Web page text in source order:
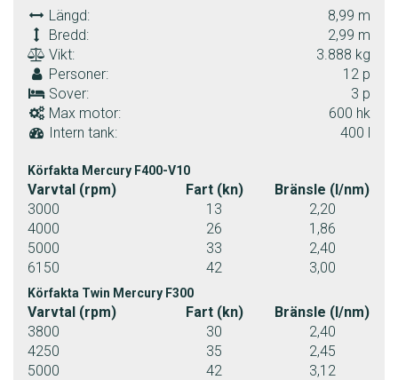
Längd:
8,99 m
Bredd:
2,99 m
Vikt:
3.888 kg
Personer:
12 p
Sover:
3 p
Max motor:
600 hk
Intern tank:
400 l
Körfakta Mercury F400-V10
Varvtal (rpm) Fart (kn)
Bränsle (l/nm)
3000
13
2,20
4000
26
1,86
5000
33
2,40
6150
42 3,00
Körfakta Twin Mercury F300
Varvtal (rpm) Fart (kn)
Bränsle (l/nm)
3800
30
2,40
4250
35
2,45
5000
42
3,12